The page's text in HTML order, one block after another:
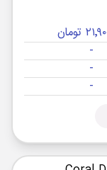
تومان
-
-
-